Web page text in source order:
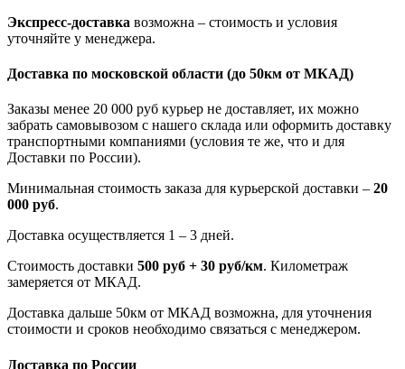
Экспресс-доставка возможна – стоимость и условия
уточняйте у менеджера.
Доставка по московской области (до 50км от МКАД)
Заказы менее 20 000 руб курьер не доставляет, их можно
забрать самовывозом с нашего склада или оформить доставку
транспортными компаниями (условия те же, что и для
Доставки по России).
Минимальная стоимость заказа для курьерской доставки – 20
000 руб.
Доставка осуществляется 1 – 3 дней.
Стоимость доставки 500 руб + 30 руб/км. Километраж
замеряется от МКАД.
Доставка дальше 50км от МКАД возможна, для уточнения
стоимости и сроков необходимо связаться с менеджером.
Доставка по России